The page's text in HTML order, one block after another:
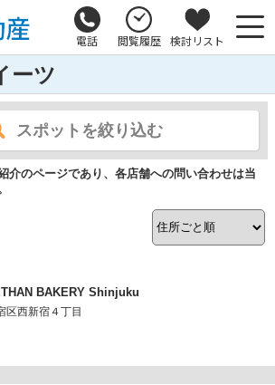
電話 閲覧履歴 検討リスト
ーツ
スポットを絞り込む
介のページであり、各店舗への問い合わせは当
BAKERY Shinjuku
区西新宿４丁目